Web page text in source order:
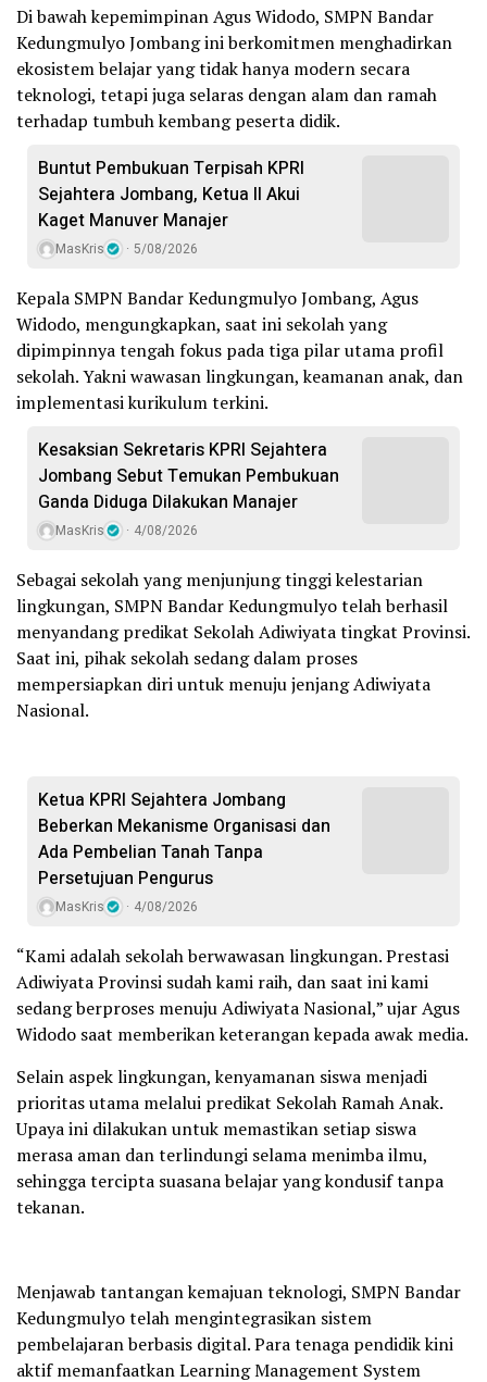
Di bawah kepemimpinan Agus Widodo, SMPN Bandar
Kedungmulyo Jombang ini berkomitmen menghadirkan
ekosistem belajar yang tidak hanya modern secara
teknologi, tetapi juga selaras dengan alam dan ramah
terhadap tumbuh kembang peserta didik.
Buntut Pembukuan Terpisah KPRI
Sejahtera Jombang, Ketua II Akui
Kaget Manuver Manajer
MasKris 5/08/2026
Kepala SMPN Bandar Kedungmulyo Jombang, Agus
Widodo, mengungkapkan, saat ini sekolah yang
dipimpinnya tengah fokus pada tiga pilar utama profil
sekolah. Yakni wawasan lingkungan, keamanan anak, dan
implementasi kurikulum terkini.
Kesaksian Sekretaris KPRI Sejahtera
Jombang Sebut Temukan Pembukuan
Ganda Diduga Dilakukan Manajer
MasKris 4/08/2026
Sebagai sekolah yang menjunjung tinggi kelestarian
lingkungan, SMPN Bandar Kedungmulyo telah berhasil
menyandang predikat Sekolah Adiwiyata tingkat Provinsi.
Saat ini, pihak sekolah sedang dalam proses
mempersiapkan diri untuk menuju jenjang Adiwiyata
Nasional.
Ketua KPRI Sejahtera Jombang
Beberkan Mekanisme Organisasi dan
Ada Pembelian Tanah Tanpa
Persetujuan Pengurus
MasKris 4/08/2026
“Kami adalah sekolah berwawasan lingkungan. Prestasi
Adiwiyata Provinsi sudah kami raih, dan saat ini kami
sedang berproses menuju Adiwiyata Nasional,” ujar Agus
Widodo saat memberikan keterangan kepada awak media.
Selain aspek lingkungan, kenyamanan siswa menjadi
prioritas utama melalui predikat Sekolah Ramah Anak.
Upaya ini dilakukan untuk memastikan setiap siswa
merasa aman dan terlindungi selama menimba ilmu,
sehingga tercipta suasana belajar yang kondusif tanpa
tekanan.
Menjawab tantangan kemajuan teknologi, SMPN Bandar
Kedungmulyo telah mengintegrasikan sistem
pembelajaran berbasis digital. Para tenaga pendidik kini
aktif memanfaatkan Learning Management System